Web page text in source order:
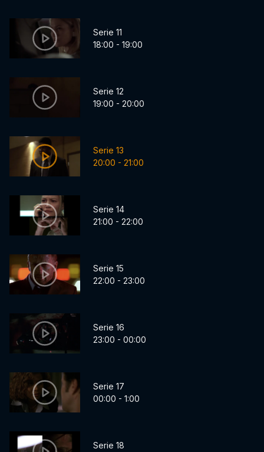
Serie 11
18:00 - 19:00
Serie 12
19:00 - 20:00
Serie 13
20:00 - 21:00
Serie 14
21:00 - 22:00
Serie 15
22:00 - 23:00
Serie 16
23:00 - 00:00
Serie 17
00:00 - 1:00
Serie 18